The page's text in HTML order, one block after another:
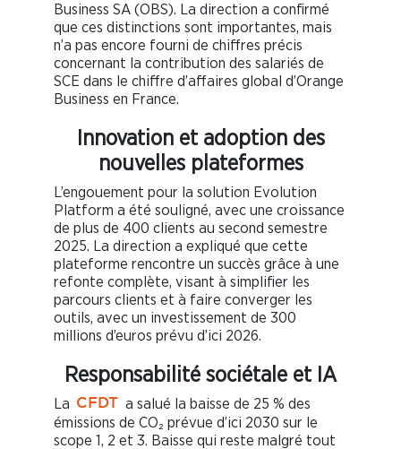
Business SA (OBS). La direction a confirmé
que ces distinctions sont importantes, mais
n’a pas encore fourni de chiffres précis
concernant la contribution des salariés de
SCE dans le chiffre d’affaires global d’Orange
Business en France.
Innovation et adoption des
nouvelles plateformes
L’engouement pour la solution Evolution
Platform a été souligné, avec une croissance
de plus de 400 clients au second semestre
2025. La direction a expliqué que cette
plateforme rencontre un succès grâce à une
refonte complète, visant à simplifier les
parcours clients et à faire converger les
outils, avec un investissement de 300
millions d’euros prévu d’ici 2026.
Responsabilité sociétale et IA
La CFDT
a salué la baisse de 25 % des
émissions de CO₂ prévue d’ici 2030 sur le
scope 1, 2 et 3. Baisse qui reste malgré tout